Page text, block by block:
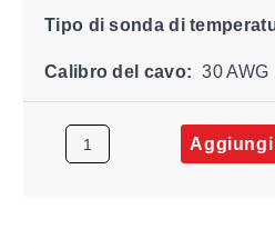
Tipo di sonda di
Calibro del cavo: 30 AWG